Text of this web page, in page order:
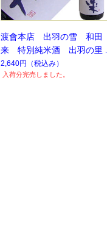
渡會本店 出羽の雪 和田
来 特別純米酒 出羽の里
1.8L
2,640円 （税込み）
入荷分完売しました。